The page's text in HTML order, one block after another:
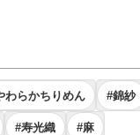
わらかちりめん #錦紗
#寿光織 #麻